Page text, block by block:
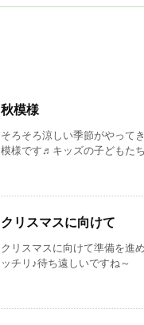
秋模様
そろそろ涼しい季節がやって
模様です♬キッズの子どもた
クリスマスに向けて
クリスマスに向けて準備を進
ッチリ♪待ち遠しいですね～